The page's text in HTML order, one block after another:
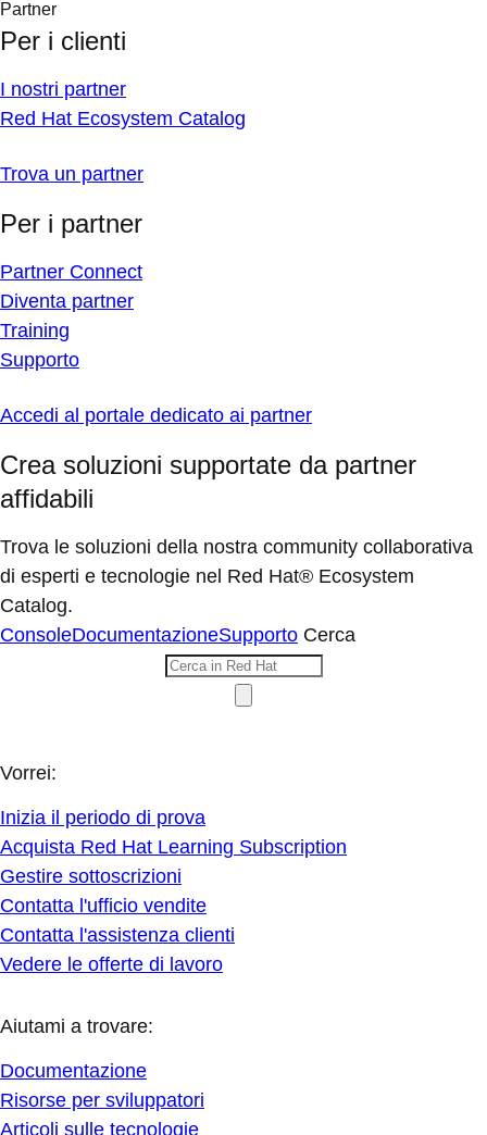
Partner
Per i clienti
I nostri partner
Red Hat Ecosystem Catalog
Trova un partner
Per i partner
Partner Connect
Diventa partner
Training
Supporto
Accedi al portale dedicato ai partner
Crea soluzioni supportate da partner
affidabili
Trova le soluzioni della nostra community collaborativa
di esperti e tecnologie nel Red Hat® Ecosystem
Catalog.
ConsoleDocumentazioneSupporto Cerca
Vorrei:
Inizia il periodo di prova
Acquista Red Hat Learning Subscription
Gestire sottoscrizioni
Contatta l'ufficio vendite
Contatta l'assistenza clienti
Vedere le offerte di lavoro
Aiutami a trovare:
Documentazione
Risorse per sviluppatori
Articoli sulle tecnologie